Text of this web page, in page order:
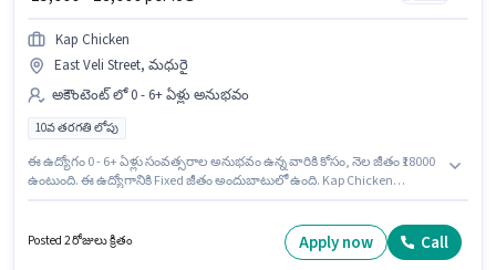
Kap Chicken
East Veli Street, మధురై
అకౌంటెంట్ లో 0 - 6+ ఏళ్లు అనుభవం
10వ తరగతి లోపు
ఈ ఉద్యోగం 0 - 6+ ఏళ్లు సంవత్సరాల అనుభవం ఉన్న వారికి కోసం, నెల జీతం ₹18000
ఉంటుంది. ఈ ఉద్యోగానికి Fixed జీతం అందుబాటులో ఉంది. Kap Chicken
చేసుకోవచ్చు. ఈ ఉద్యోగం East Veli Street, మధురై లో ఉంది.
Posted 2 రోజులు క్రితం Apply now Call